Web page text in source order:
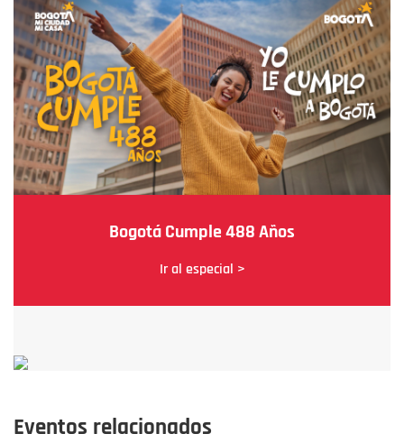
Bogotá Cumple 488 Años
Ir al especial >
Eventos relacionados